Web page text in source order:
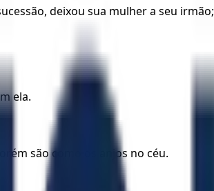
deixou sua mulher a seu irmão;
ela.
são como os anjos no céu.